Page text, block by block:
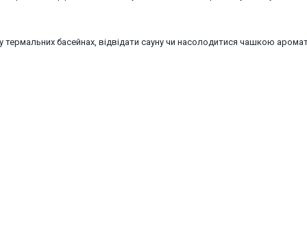
басейнах, відвідати сауну чи насолодитися чашкою